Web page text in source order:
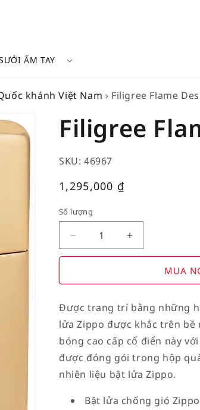
ẤM TAY
khánh Việt Nam › Filigree Flame
Filigree
SKU: 46967
Giá
1,295,000 ₫
Số lượng
Decrease
quantity
American
on
Flag
Increase
quantity
American
on
Flag
MUA
Được trang trí bằng những
lửa Zippo được khắc trên
bóng cao cấp cổ điển này
được đóng gói trong hộp
nhiên liệu bật lửa Zippo.
Bật lửa chống gió